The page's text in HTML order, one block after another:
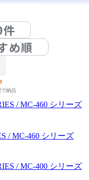
め順
納品
/ MC-460 シリーズ